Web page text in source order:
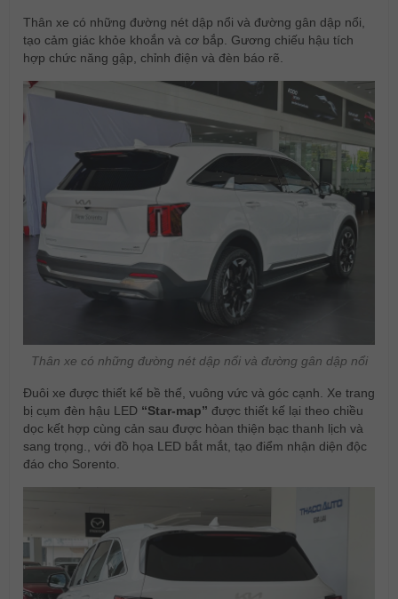
Thân xe có những đường nét dập nổi và đường gân dập nổi,
tạo cảm giác khỏe khoắn và cơ bắp. Gương chiếu hậu tích
hợp chức năng gập, chỉnh điện và đèn báo rẽ.
Thân xe có những đường nét dập nổi và đường gân dập nổi
Đuôi xe được thiết kế bề thế, vuông vức và góc cạnh. Xe trang
bị cụm đèn hậu LED “Star-map” được thiết kế lại theo chiều
dọc kết hợp cùng cản sau được hòan thiện bạc thanh lịch và
sang trọng., với đồ họa LED bắt mắt, tạo điểm nhận diện độc
đáo cho Sorento.